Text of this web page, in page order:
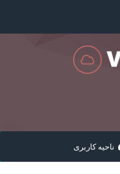
ناحیه کاربری